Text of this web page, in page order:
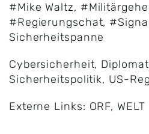
#Mike Waltz,
#Regierungschat,
Sicherheitspanne
Cybersicherheit,
Sicherheitspolitik, US-
Externe Links: ORF, WELT